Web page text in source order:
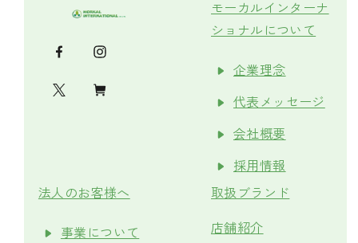
モーカルインターナ
ショナルについて
企業理念
代表メッセージ
会社概要
採用情報
法人のお客様へ
事業について
取扱ブランド
店舗紹介